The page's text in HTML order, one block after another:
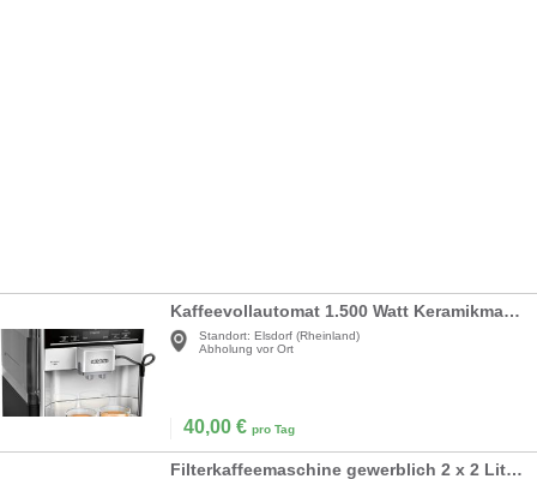
Kaffeevollautomat 1.500 Watt Keramikmahlwerk Touch Sensor Direktwahltasten
Standort: Elsdorf (Rheinland)
Abholung vor Ort
40,00 € pro Tag
Filterkaffeemaschine gewerblich 2 x 2 Liter 3,3 kW 2 Warmhalteplatten 2 Isolierkannen á 2 Liter